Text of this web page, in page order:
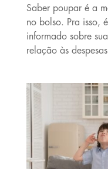
Saber poupar é a
no bolso. Pra isso,
informado sobre
relação às